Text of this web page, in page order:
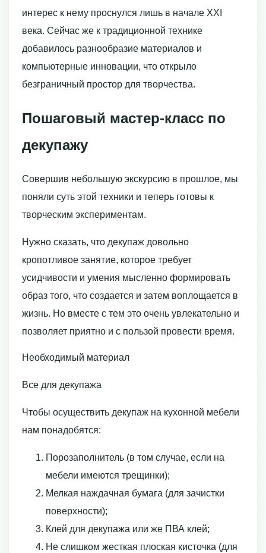
интерес к нему проснулся лишь в начале XXI
века. Сейчас же к традиционной технике
добавилось разнообразие материалов и
компьютерные инновации, что открыло
безграничный простор для творчества.
Пошаговый мастер-класс по
декупажу
Совершив небольшую экскурсию в прошлое, мы
поняли суть этой техники и теперь готовы к
творческим экспериментам.
Нужно сказать, что декупаж довольно
кропотливое занятие, которое требует
усидчивости и умения мысленно формировать
образ того, что создается и затем воплощается в
жизнь. Но вместе с тем это очень увлекательно и
позволяет приятно и с пользой провести время.
Необходимый материал
Все для декупажа
Чтобы осуществить декупаж на кухонной мебели
нам понадобятся:
Порозаполнитель (в том случае, если на
мебели имеются трещинки);
Мелкая наждачная бумага (для зачистки
поверхности);
Клей для декупажа или же ПВА клей;
Не слишком жесткая плоская кисточка (для